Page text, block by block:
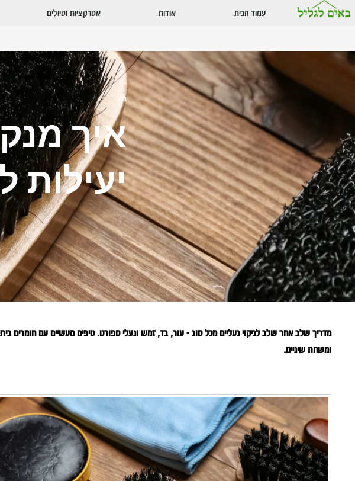
עמוד הבית אודות אטרקציות וטיולים
בלוג
איך
יעילות
מדריך שלב אחר שלב לניקוי נעליים מכל סוג - עור, בד, זמש ונעלי ספורט. טיפים מעשיים עם חומרים
ומשחת שיניים.